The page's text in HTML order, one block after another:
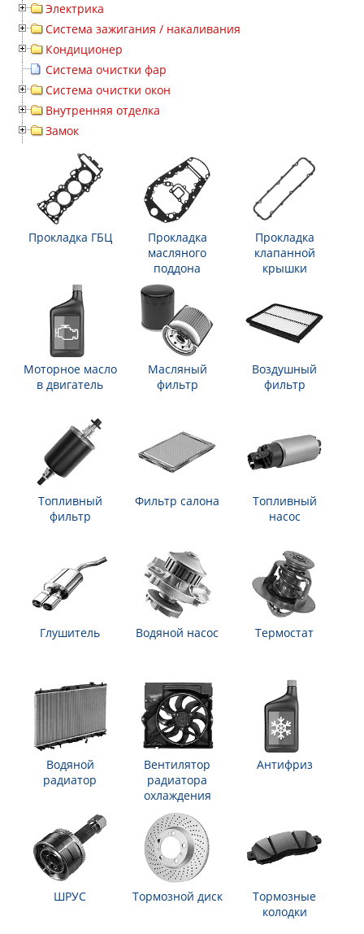
Электрика
Система зажигания / накаливания
Кондиционер
Система очистки фар
Система очистки окон
Внутренняя отделка
Замок
Прокладка ГБЦ
Прокладка
масляного
поддона
Прокладка
клапанной
крышки
Моторное масло
в двигатель
Масляный
фильтр
Воздушный
фильтр
Топливный
фильтр
Фильтр салона
Топливный
насос
Глушитель Водяной насос Термостат
Водяной
радиатор
Вентилятор
радиатора
охлаждения
Антифриз
ШРУС Тормозной диск
Тормозные
колодки